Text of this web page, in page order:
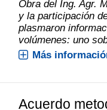
Obra del Ing. Agr.
y la participación
plasmaron
volúmenes: uno
Más
Acuerdo